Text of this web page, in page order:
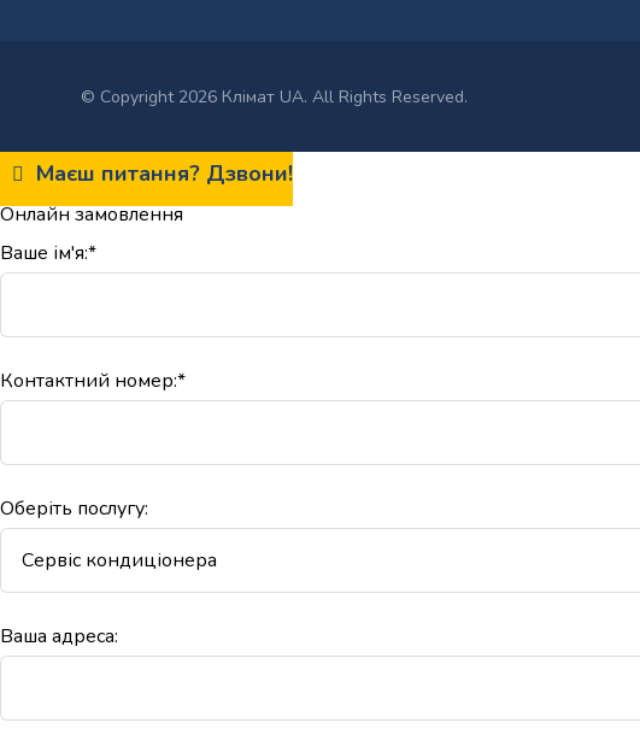
© Copyright 2026 Клімат UA. All Rights Reserved.
Маєш питання? Дзвони!
Онлайн замовлення
Ваше ім'я:*
Контактний номер:*
Оберіть послугу:
Ваша адреса: